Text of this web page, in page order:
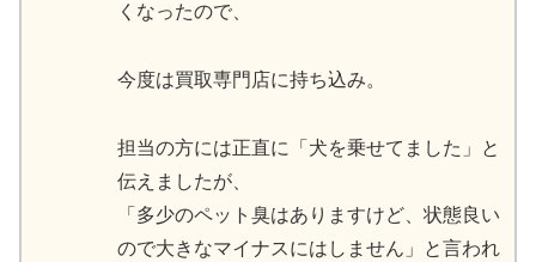
くなったので、
今度は買取専門店に持ち込み。
担当の方には正直に「犬を乗せてました」と
伝えましたが、
「多少のペット臭はありますけど、状態良い
ので大きなマイナスにはしません」と言われ